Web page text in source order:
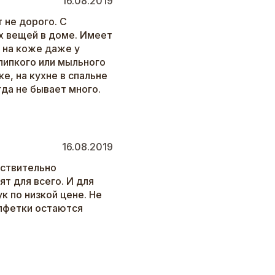
не дорого. С
вещей в доме. Имеет
на коже даже у
или мыльного
на кухне в спальне
не бывает много.
16.08.2019
для всего. И для
по низкой цене. Не
остаются